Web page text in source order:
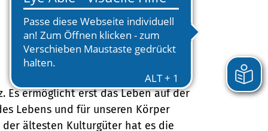
Es ermöglicht erst das Leben auf der
Lebens und für unseren Körper
ältesten Kulturgüter hat es die